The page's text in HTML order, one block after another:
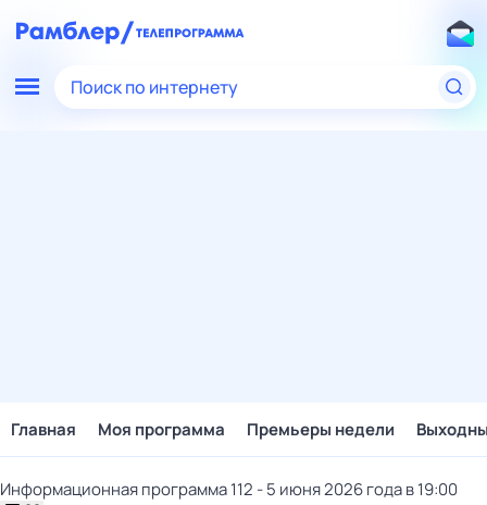
Поиск по интернету
Главная Моя программа Премьеры недели
Информационная пpограммa 112 - 5 июня 2026 года в 19:00